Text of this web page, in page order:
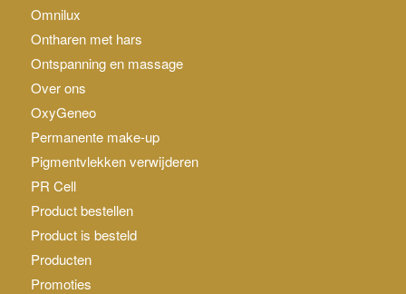
Omnilux
Ontharen met hars
Ontspanning en massage
Over ons
OxyGeneo
Permanente make-up
Pigmentvlekken verwijderen
PR Cell
Product bestellen
Product is besteld
Producten
Promoties